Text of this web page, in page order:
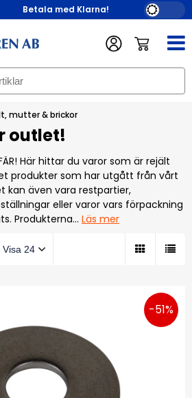
Betala med Klarna!
mutter & brickor
outlet!
Här hittar du varor som är rejält
produkter som har utgått från vårt
kan även vara restpartier,
eller varor vars förpackning
Produkterna… Läs mer
-51%